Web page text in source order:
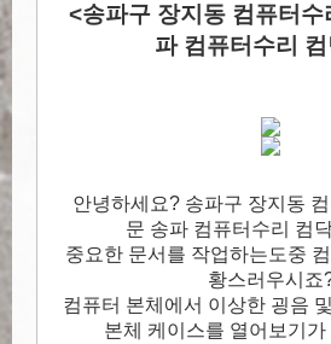
<송파구 장지동 컴퓨터수
파 컴퓨터수리
안녕하세요? 송파구 장지동
문 송파 컴퓨터수리 컴
중요한 문서를 작업하는도중
황스러우시죠
컴퓨터 본체에서 이상한 굉음
본체 케이스를 열어보기